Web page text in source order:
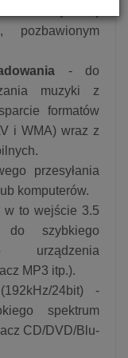
pozbawionym
- do
muzyki z
formatów
i WMA) wraz z
przesyłania
komputerów.
w to wejście 3.5
szybkiego
urządzenia
MP3 itp.).
(192kHz/24bit)
-
spektrum
CD/DVD/Blu-